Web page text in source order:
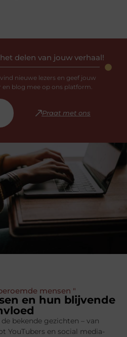
delen van jouw verhaal!
nieuwe lezers en geef jouw
blog mee op ons platform.
Praat met ons
mensen "
en hun blijvende
bekende gezichten – van
YouTubers en social media-